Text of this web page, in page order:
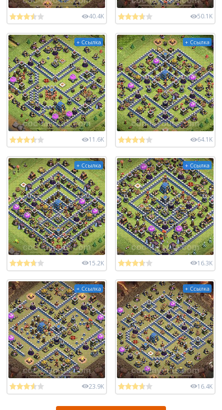
40.4K 50.1K
+ Ссылка
11.6K
+ Ссылка
64.1K
+ Ссылка
15.2K
+ Ссылка
16.3K
+ Ссылка
23.9K
+ Ссылка
16.4K